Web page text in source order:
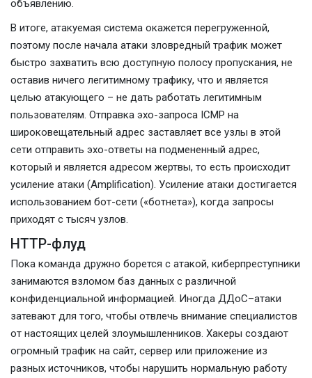
объявлению.
В итоге, атакуемая система окажется перегруженной,
поэтому после начала атаки зловредный трафик может
быстро захватить всю доступную полосу пропускания, не
оставив ничего легитимному трафику, что и является
целью атакующего – не дать работать легитимным
пользователям. Отправка эхо-запроса ICMP на
широковещательный адрес заставляет все узлы в этой
сети отправить эхо-ответы на подмененный адрес,
который и является адресом жертвы, то есть происходит
усиление атаки (Amplification). Усиление атаки достигается
использованием бот-сети («ботнета»), когда запросы
приходят с тысяч узлов.
HTTP-флуд
Пока команда дружно борется с атакой, киберпреступники
занимаются взломом баз данных с различной
конфиденциальной информацией. Иногда ДДоС–атаки
затевают для того, чтобы отвлечь внимание специалистов
от настоящих целей злоумышленников. Хакеры создают
огромный трафик на сайт, сервер или приложение из
разных источников, чтобы нарушить нормальную работу